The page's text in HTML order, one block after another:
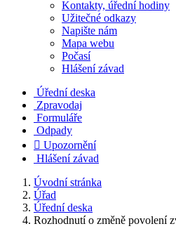
Kontakty, úřední hodiny
Užitečné odkazy
Napište nám
Mapa webu
Počasí
Hlášení závad
Úřední deska
Zpravodaj
Formuláře
Odpady
 Upozornění
Hlášení závad
Úvodní stránka
Úřad
Úřední deska
Rozhodnutí o změně povolení